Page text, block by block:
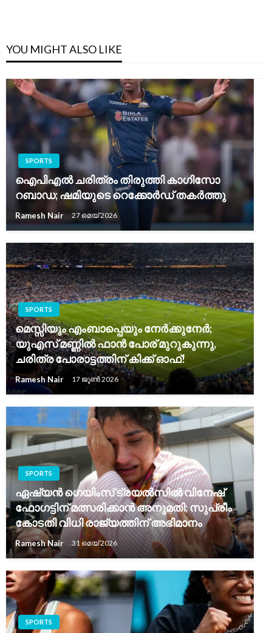
YOU MIGHT ALSO LIKE
SPORTS
ഐപിഎൽ ചരിത്രം തിരുത്തി കാഗിസോ
റബാഡ; ഷമിയുടെ റെക്കോർഡ് തകർത്തു
Ramesh Nair 27 മെയ്‌ 2026
SPORTS
മെസ്സിയും എംബാപ്പെയും നേർക്കുനേർ;
യുഎസ് മണ്ണിൽ ഫാൻ പോര് മുറുകുന്നു,
ചരിത്ര പോരാട്ടത്തിന് കിക്ക് ഓഫ്!
Ramesh Nair 17 ജൂൺ 2026
SPORTS
ഏഷ്യൻ ഗെയിംസ് ട്രയൽസിൽ വിനേഷ്
ഫോഗട്ടിന് മത്സരിക്കാൻ അനുമതി; സുപ്രീം
കോടതി വിധി രാജ്യത്തിന് അഭിമാനം
Ramesh Nair 31 മെയ്‌ 2026
SPORTS